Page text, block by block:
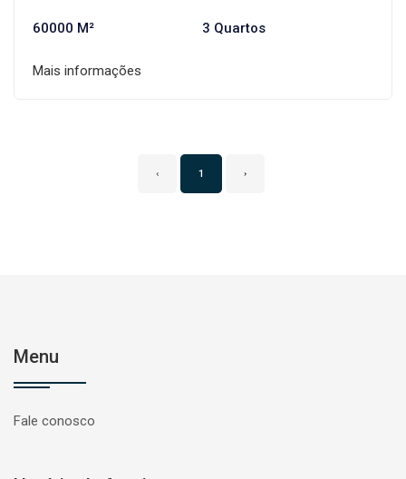
60000 M² 3 Quartos
Mais informações
‹ 1 ›
Menu
Fale conosco